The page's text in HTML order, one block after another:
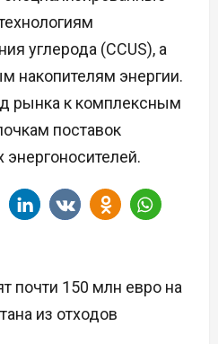
углерода (CCUS), а
накопителям энергии.
рынка к комплексным
поставок
энергоносителей.
почти 150 млн евро на
из отходов